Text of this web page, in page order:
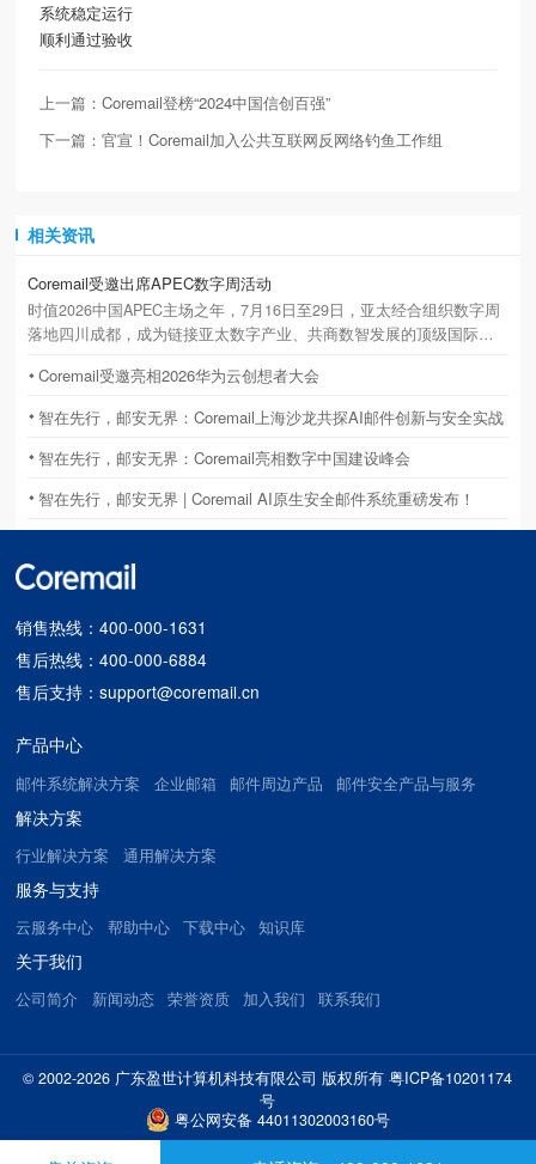
系统稳定运行
顺利通过验收
上一篇：Coremail登榜“2024中国信创百强”
下一篇：官宣！Coremail加入公共互联网反网络钓鱼工作组
相关资讯
Coremail受邀出席APEC数字周活动
时值2026中国APEC主场之年，7月16日至29日，亚太经合组织数字周
落地四川成都，成为链接亚太数字产业、共商数智发展的顶级国际盛
方特邀，作为中方代表深度参与本次高规格国际活动并发表主题演
讲。
Coremail受邀亮相2026华为云创想者大会
智在先行，邮安无界：Coremail上海沙龙共探AI邮件创新与安全实战
智在先行，邮安无界：Coremail亮相数字中国建设峰会
智在先行，邮安无界 | Coremail AI原生安全邮件系统重磅发布！
销售热线：400-000-1631
售后热线：400-000-6884
售后支持：support@coremail.cn
产品中心
邮件系统解决方案 企业邮箱 邮件周边产品 邮件安全产品与服务
解决方案
行业解决方案 通用解决方案
服务与支持
云服务中心 帮助中心 下载中心 知识库
关于我们
公司简介 新闻动态 荣誉资质 加入我们 联系我们
© 2002-2026 广东盈世计算机科技有限公司 版权所有粤ICP备10201174
号
粤公网安备 44011302003160号